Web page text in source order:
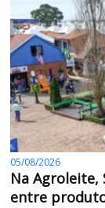
05/08/2026
Na Agroleite,
entre